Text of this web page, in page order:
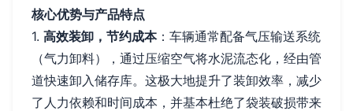
核心优势与产品特点
1. 高效装卸，节约成本：车辆通常配备气压输送系统
（气力卸料），通过压缩空气将水泥流态化，经由管
道快速卸入储存库。这极大地提升了装卸效率，减少
了人力依赖和时间成本，并基本杜绝了袋装破损带来